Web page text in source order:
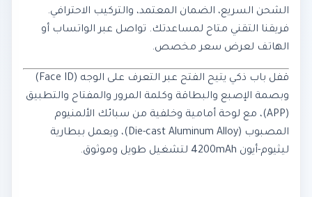
الشحن السريع، الضمان المعتمد، والتركيب الاحترافي.
فريقنا التقني متاح لمساعدتك. تواصل عبر الواتساب أو
الهاتف لعرض سعر مخصص.
قفل باب ذكي يتيح الفتح عبر التعرف على الوجه (Face ID)
وبصمة الإصبع والبطاقة وكلمة المرور والمفتاح والتطبيق
(APP)، مع لوحة أمامية وخلفية من سبائك الألمنيوم
المصبوب (Die-cast Aluminum Alloy)، ويعمل ببطارية
ليثيوم-أيون 4200mAh لتشغيل طويل وموثوق.